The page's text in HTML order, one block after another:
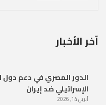
آخر الأخبار
الدور المصري في دعم دول
الإسرائيلي ضد إيران
أبريل 14, 2026